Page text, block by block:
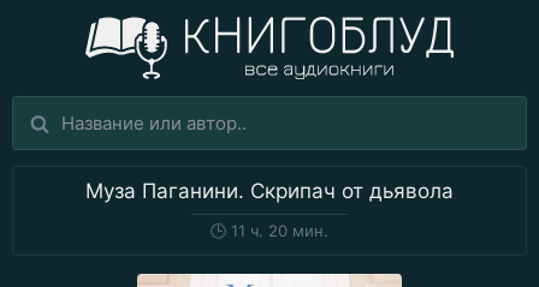
Муза Паганини. Скрипач от дьявола
🕒 11 ч. 20 мин.